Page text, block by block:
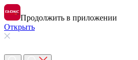
Продолжить в приложении
Открыть